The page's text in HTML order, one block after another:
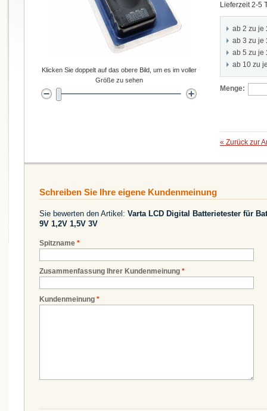
Lieferzeit 2-5
ab 2 zu je
ab 3 zu je
ab 5 zu je
ab 10 zu
Menge:
« Zurück zur
Klicken Sie doppelt auf das obere Bild, um es im voller
Größe zu sehen
Schreiben Sie Ihre eigene Kundenmeinung
Sie bewerten den Artikel: Varta LCD Digital Batterietester für
9V 1,2V 1,5V 3V
*
Spitzname
*
Zusammenfassung Ihrer Kundenmeinung
*
Kundenmeinung